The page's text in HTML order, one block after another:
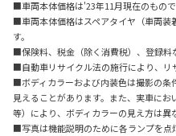
■車両本体価格は'23年11月現在のもの
■車両本体価格はスペアタイヤ（車両装
す。
■保険料、税金（除く消費税）、登録料
■自動車リサイクル法の施行により、リ
■ボディカラーおよび内装色は撮影の条
見えることがあります。また、実車に
等）により、ボディカラーの見え方は異
■写真は機能説明のために各ランプを点